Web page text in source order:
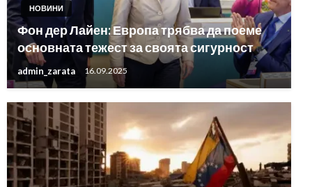
НОВИНИ
Фон дер Лайен: Европа трябва да поеме
основната тежест за своята сигурност
admin_zarata 16.09.2025